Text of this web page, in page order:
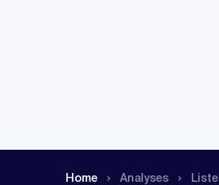
Home Analyses